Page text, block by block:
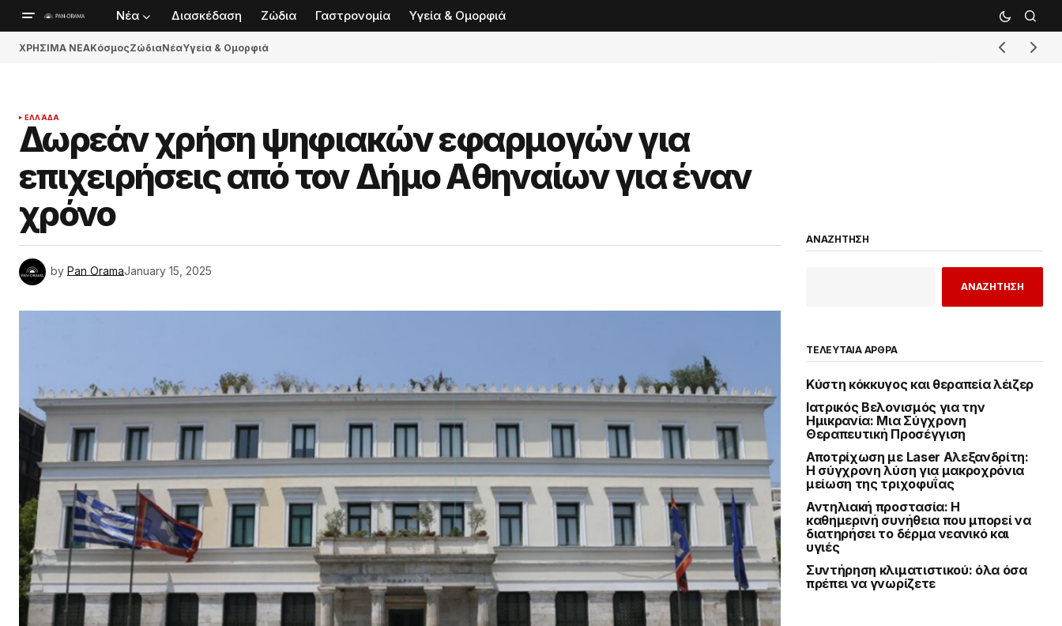
Νέα Διασκέδαση Ζώδια Γαστρονομία Υγεία & Ομορφιά
ΧΡΗΣΙΜΑ ΝΕΑΚόσμοςΖώδιαΝέαΥγεία & Ομορφιά
ΕΛΛΆΔΑ
Δωρεάν χρήση ψηφιακών εφαρμογών για
επιχειρήσεις από τον Δήμο Αθηναίων για έναν
χρόνο
by Pan OramaJanuary 15, 2025
ΑΝΑΖΗΤΗΣΗ
ΑΝΑΖΗΤΗΣΗ
ΤΕΛΕΥΤΑΙΑ ΑΡΘΡΑ
Κύστη κόκκυγος και θεραπεία λέιζερ
Ιατρικός Βελονισμός για την
Ημικρανία: Μια Σύγχρονη
Θεραπευτική Προσέγγιση
Αποτρίχωση με Laser Αλεξανδρίτη:
Η σύγχρονη λύση για μακροχρόνια
μείωση της τριχοφυΐας
Αντηλιακή προστασία: Η
καθημερινή συνήθεια που μπορεί να
διατηρήσει το δέρμα νεανικό και
υγιές
Συντήρηση κλιματιστικού: όλα όσα
πρέπει να γνωρίζετε